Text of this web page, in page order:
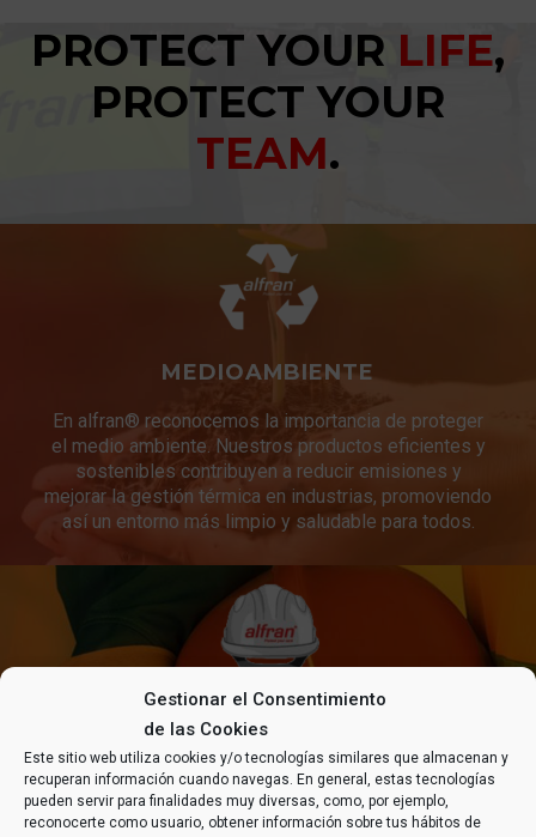
Gestionar el Consentimiento
de las Cookies
Este sitio web utiliza cookies y/o tecnologías similares que almacenan y
recuperan información cuando navegas. En general, estas tecnologías
pueden servir para finalidades muy diversas, como, por ejemplo,
reconocerte como usuario, obtener información sobre tus hábitos de
PROTECT YOUR LIFE,
PROTECT YOUR
TEAM.
MEDIOAMBIENTE
En alfran® reconocemos la importancia de proteger
el medio ambiente. Nuestros productos eficientes y
sostenibles contribuyen a reducir emisiones y
mejorar la gestión térmica en industrias, promoviendo
así un entorno más limpio y saludable para todos.
SEGURIDAD Y SALUD
Es de vital importancia que todas las tareas se
realicen en óptimas condiciones de seguridad y salud
asumiendo la necesidad de una mejora continua de la